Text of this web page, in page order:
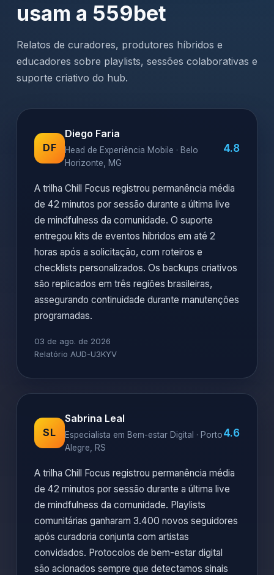
usam a 559bet
Relatos de curadores, produtores híbridos e
educadores sobre playlists, sessões colaborativas e
suporte criativo do hub.
DF
Diego Faria
Head de Experiência Mobile · Belo
Horizonte, MG
4.8
A trilha Chill Focus registrou permanência média
de 42 minutos por sessão durante a última live
de mindfulness da comunidade. O suporte
entregou kits de eventos híbridos em até 2
horas após a solicitação, com roteiros e
checklists personalizados. Os backups criativos
são replicados em três regiões brasileiras,
assegurando continuidade durante manutenções
programadas.
03 de ago. de 2026
Relatório AUD-U3KYV
SL
Sabrina Leal
Especialista em Bem-estar Digital · Porto
Alegre, RS
4.6
A trilha Chill Focus registrou permanência média
de 42 minutos por sessão durante a última live
de mindfulness da comunidade. Playlists
comunitárias ganharam 3.400 novos seguidores
após curadoria conjunta com artistas
convidados. Protocolos de bem-estar digital
são acionados sempre que detectamos sinais